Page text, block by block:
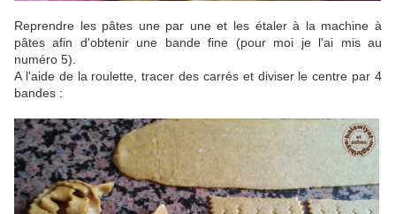
Reprendre les pâtes une par une et les étaler à la machine à
pâtes afin d'obtenir une bande fine (pour moi je l'ai mis au
numéro 5).
A l'aide de la roulette, tracer des carrés et diviser le centre par 4
bandes :